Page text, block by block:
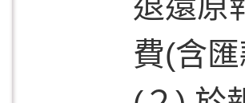
費(含